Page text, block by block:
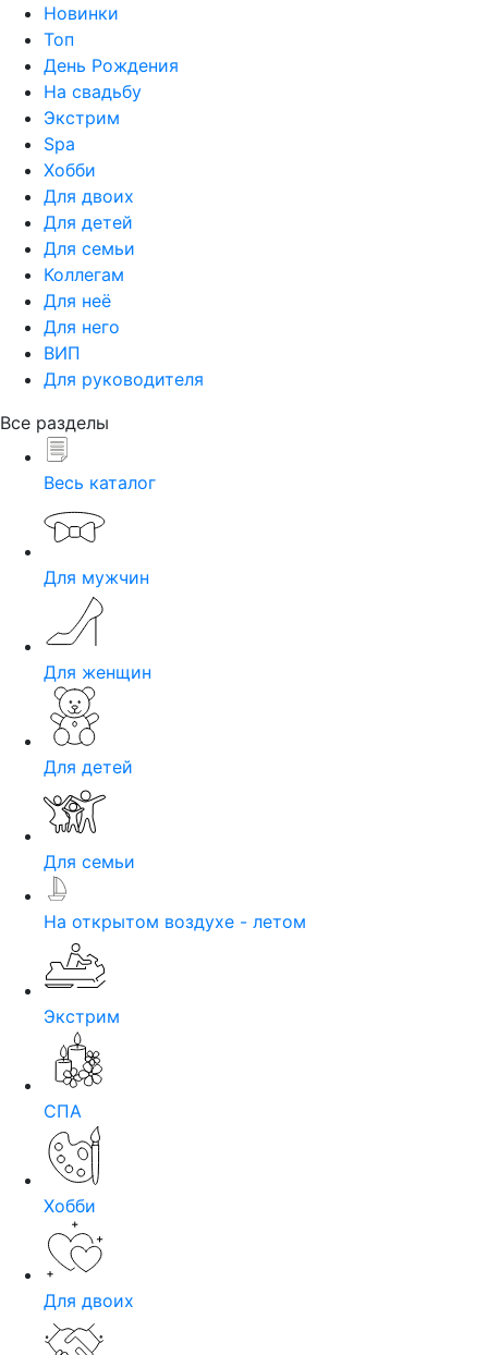
Новинки
Топ
День Рождения
На свадьбу
Экстрим
Spa
Хобби
Для двоих
Для детей
Для семьи
Коллегам
Для неё
Для него
ВИП
Для руководителя
Все разделы
Весь каталог
Для мужчин
Для женщин
Для детей
Для семьи
На открытом воздухе - летом
Экстрим
СПА
Хобби
Для двоих